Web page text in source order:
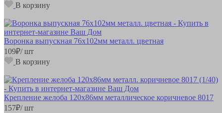
В корзину
Воронка выпускная 76х102мм металл. цветная
109₽/ шт
В корзину
Крепление желоба 120х86мм металлическое коричневое 8017
157₽/ шт